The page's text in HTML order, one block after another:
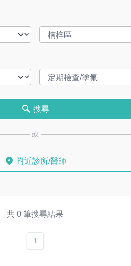
搜尋
或
附近診所/醫師
共 0 筆搜尋結果
1